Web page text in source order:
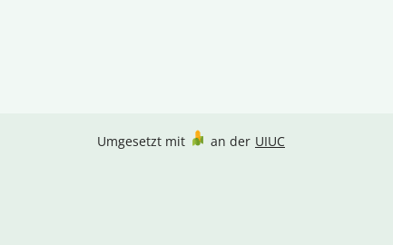
Umgesetzt mit an der UIUC